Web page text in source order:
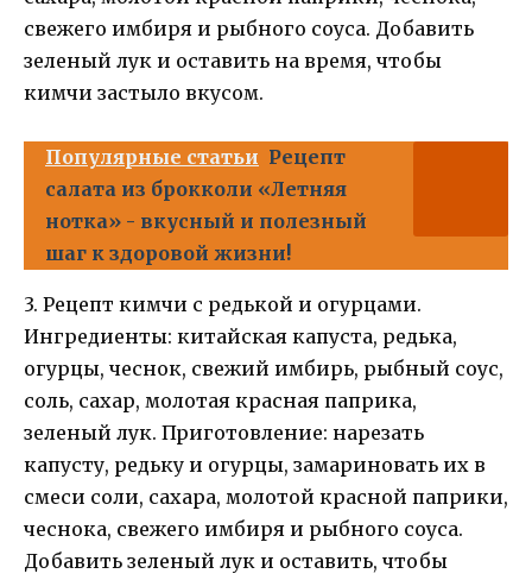
свежего имбиря и рыбного соуса. Добавить
зеленый лук и оставить на время, чтобы
кимчи застыло вкусом.
Популярные статьи Рецепт
салата из брокколи «Летняя
нотка» - вкусный и полезный
шаг к здоровой жизни!
3. Рецепт кимчи с редькой и огурцами.
Ингредиенты: китайская капуста, редька,
огурцы, чеснок, свежий имбирь, рыбный соус,
соль, сахар, молотая красная паприка,
зеленый лук. Приготовление: нарезать
капусту, редьку и огурцы, замариновать их в
смеси соли, сахара, молотой красной паприки,
чеснока, свежего имбиря и рыбного соуса.
Добавить зеленый лук и оставить, чтобы